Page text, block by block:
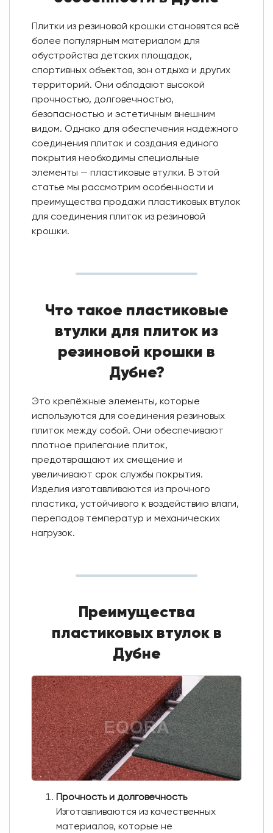
Плитки из резиновой крошки становятся всё
более популярным материалом для
обустройства детских площадок,
спортивных объектов, зон отдыха и других
территорий. Они обладают высокой
прочностью, долговечностью,
безопасностью и эстетичным внешним
видом. Однако для обеспечения надёжного
соединения плиток и создания единого
покрытия необходимы специальные
элементы — пластиковые втулки. В этой
статье мы рассмотрим особенности и
преимущества продажи пластиковых втулок
для соединения плиток из резиновой
крошки.
Что такое пластиковые
втулки для плиток из
резиновой крошки в
Дубне?
Это крепёжные элементы, которые
используются для соединения резиновых
плиток между собой. Они обеспечивают
плотное прилегание плиток,
предотвращают их смещение и
увеличивают срок службы покрытия.
Изделия изготавливаются из прочного
пластика, устойчивого к воздействию влаги,
перепадов температур и механических
нагрузок.
Преимущества
пластиковых втулок в
Дубне
Прочность и долговечность
Изготавливаются из качественных
материалов, которые не